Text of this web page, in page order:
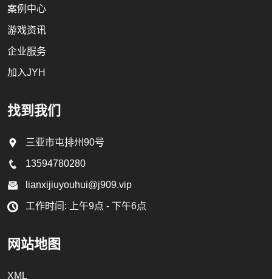
案例中心
游戏资讯
企业服务
加入JYH
找到我们
三亚市屯排州90号
13594780280
lianxijiuyouhui@j909.vip
工作时间: 上午9点 - 下午6点
网站地图
XML